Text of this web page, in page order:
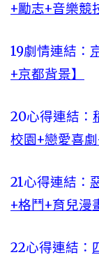
+勵志+音樂競
19劇情連結：
+京都背景】
20心得連結：
校園+戀愛喜劇
21心得連結：
+格鬥+育兒漫
22心得連結：